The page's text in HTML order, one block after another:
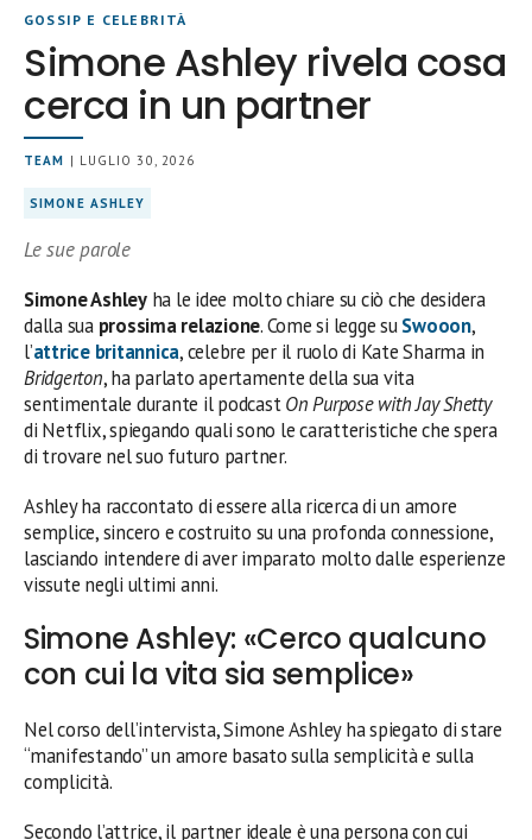
GOSSIP E CELEBRITÀ
Simone Ashley rivela cosa
cerca in un partner
TEAM | LUGLIO 30, 2026
SIMONE ASHLEY
Le sue parole
Simone Ashleyha le idee molto chiare su ciò che desidera
dalla sua prossima relazione. Come si legge suSwooon,
l’attrice britannica, celebre per il ruolo di Kate Sharma in
Bridgerton, ha parlato apertamente della sua vita
sentimentale durante il podcastOn Purpose with Jay Shetty
di Netflix, spiegando quali sono le caratteristiche che spera
di trovare nel suo futuro partner.
Ashley ha raccontato di essere alla ricerca di un amore
semplice, sincero e costruito su una profonda connessione,
lasciando intendere di aver imparato molto dalle esperienze
vissute negli ultimi anni.
Simone Ashley: «Cerco qualcuno
con cui la vita sia semplice»
Nel corso dell’intervista, Simone Ashley ha spiegato di stare
“manifestando” un amore basato sulla semplicità e sulla
complicità.
Secondo l’attrice, il partner ideale è una persona con cui